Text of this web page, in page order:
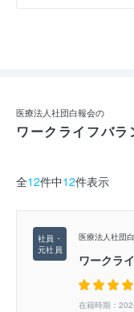
医療法人社団白報会の
ワークライフバラ
全12件中12件表示
医療法人社団
ワークラ
在籍時期：